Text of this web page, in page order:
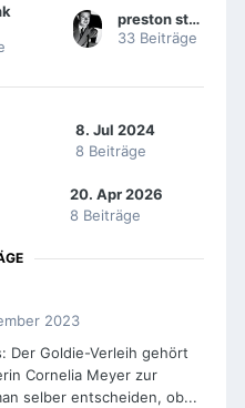
preston sturges
33 Beiträge
8. Jul 2024
8 Beiträge
20. Apr 2026
8 Beiträge
2023
Der Goldie-Verleih gehört
Cornelia Meyer zur
selber entscheiden, ob...